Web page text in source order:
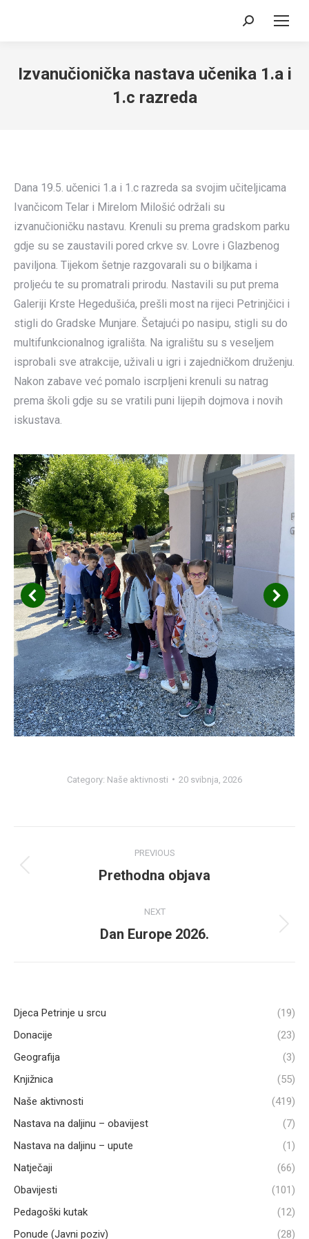
Search:
Izvanučionička nastava učenika 1.a i
1.c razreda
Dana 19.5. učenici 1.a i 1.c razreda sa svojim učiteljicama
Ivančicom Telar i Mirelom Milošić održali su
izvanučioničku nastavu. Krenuli su prema gradskom parku
gdje su se zaustavili pored crkve sv. Lovre i Glazbenog
paviljona. Tijekom šetnje razgovarali su o biljkama i
proljeću te su promatrali prirodu. Nastavili su put prema
Galeriji Krste Hegedušića, prešli most na rijeci Petrinjčici i
stigli do Gradske Munjare. Šetajući po nasipu, stigli su do
multifunkcionalnog igrališta. Na igralištu su s veseljem
isprobali sve atrakcije, uživali u igri i zajedničkom druženju.
Nakon zabave već pomalo iscrpljeni krenuli su natrag
prema školi gdje su se vratili puni lijepih dojmova i novih
iskustava.
Category: Naše aktivnosti 20 svibnja, 2026
navigation
PREVIOUS
Previous
Prethodna objava
NEXT
Next
Dan Europe 2026.
Djeca Petrinje u srcu
(19)
Donacije
(23)
Geografija
(3)
Knjižnica
(55)
Naše aktivnosti
(419)
Nastava na daljinu – obavijest
(7)
Nastava na daljinu – upute
(1)
Natječaji
(66)
Obavijesti
(101)
Pedagoški kutak
(12)
Ponude (Javni poziv)
(28)